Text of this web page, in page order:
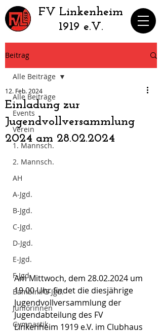
​FV Linkenheim
1919 e.V.
Beitrag
Alle Beiträge
Events
Verein
1. Mannsch.
2. Mannsch.
AH
A-Jgd.
B-Jgd.
C-Jgd.
D-Jgd.
E-Jgd.
F-Jgd.
Bambini/G-Jgd.
Juniorinnen
Gymnastik
Alle Beiträge
Einladung zur
Jugendvollversammlung
2024 am 28.02.2024
12. Feb. 2024
Am Mittwoch, dem 28.02.2024 um
19.00 Uhr findet die diesjährige
Jugendvollversammlung der
Jugendabteilung des FV
Linkenheim 1919 e.V. im Clubhaus